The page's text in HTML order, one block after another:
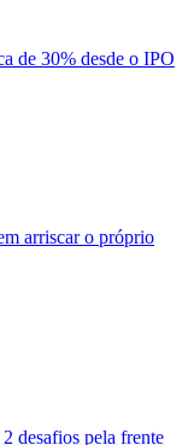
de 30% desde o IPO
arriscar o próprio
desafios pela frente